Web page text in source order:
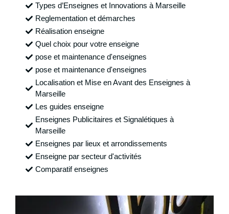
Types d’Enseignes et Innovations à Marseille
Reglementation et démarches
Réalisation enseigne
Quel choix pour votre enseigne
pose et maintenance d'enseignes
pose et maintenance d'enseignes
Localisation et Mise en Avant des Enseignes à
Marseille
Les guides enseigne
Enseignes Publicitaires et Signalétiques à
Marseille
Enseignes par lieux et arrondissements
Enseigne par secteur d'activités
Comparatif enseignes